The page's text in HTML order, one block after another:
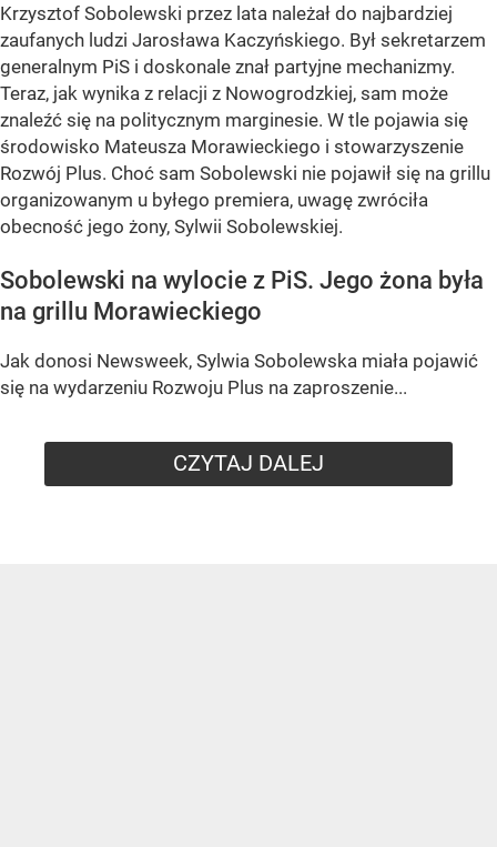
Krzysztof Sobolewski przez lata należał do najbardziej
zaufanych ludzi Jarosława Kaczyńskiego. Był sekretarzem
generalnym PiS i doskonale znał partyjne mechanizmy.
Teraz, jak wynika z relacji z Nowogrodzkiej, sam może
znaleźć się na politycznym marginesie. W tle pojawia się
środowisko Mateusza Morawieckiego i stowarzyszenie
Rozwój Plus. Choć sam Sobolewski nie pojawił się na grillu
organizowanym u byłego premiera, uwagę zwróciła
obecność jego żony, Sylwii Sobolewskiej.
Sobolewski na wylocie z PiS. Jego żona była
na grillu Morawieckiego
Jak donosi Newsweek, Sylwia Sobolewska miała pojawić
się na wydarzeniu Rozwoju Plus na zaproszenie...
CZYTAJ DALEJ